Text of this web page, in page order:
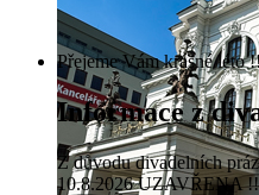
Přejeme Vám krásné léto
Informace z
Z důvodu divadelních
10.8.2026 UZAVŘENA